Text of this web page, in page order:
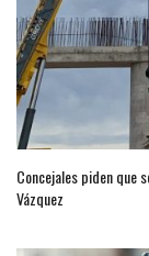
Concejales piden que
Vázquez